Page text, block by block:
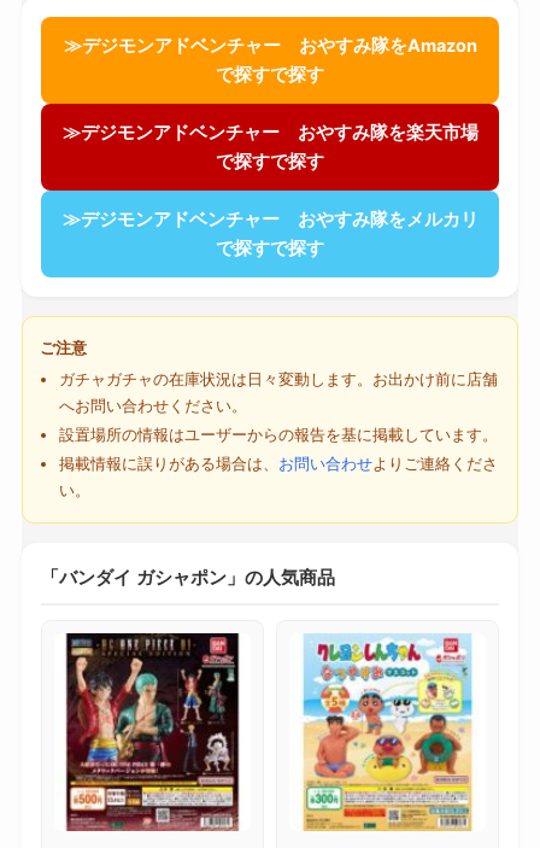
≫デジモンアドベンチャー おやすみ隊をAmazon
で探すで探す
≫デジモンアドベンチャー おやすみ隊を楽天市場
で探すで探す
≫デジモンアドベンチャー おやすみ隊をメルカリ
で探すで探す
ご注意
ガチャガチャの在庫状況は日々変動します。お出かけ前に店舗
へお問い合わせください。
設置場所の情報はユーザーからの報告を基に掲載しています。
掲載情報に誤りがある場合は、 お問い合わせよりご連絡くださ
い。
「バンダイ ガシャポン」の人気商品